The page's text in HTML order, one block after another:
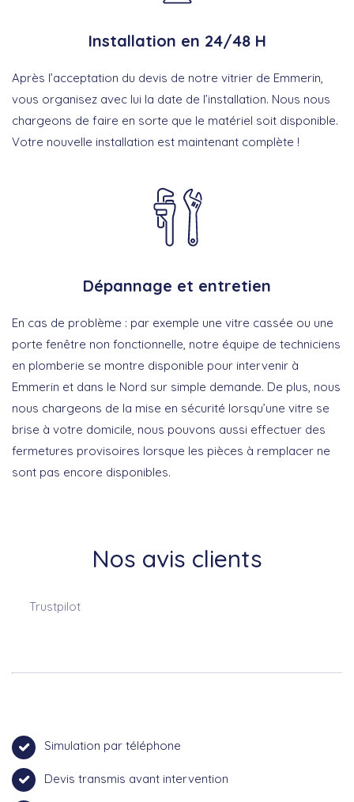
Installation en 24/48 H
Après l’acceptation du devis de notre vitrier de Emmerin,
vous organisez avec lui la date de l’installation. Nous nous
chargeons de faire en sorte que le matériel soit disponible.
Votre nouvelle installation est maintenant complète !
Dépannage et entretien
En cas de problème : par exemple une vitre cassée ou une
porte fenêtre non fonctionnelle, notre équipe de techniciens
en plomberie se montre disponible pour intervenir à
Emmerin et dans le Nord sur simple demande. De plus, nous
nous chargeons de la mise en sécurité lorsqu’une vitre se
brise à votre domicile, nous pouvons aussi effectuer des
fermetures provisoires lorsque les pièces à remplacer ne
sont pas encore disponibles.
Nos avis clients
Trustpilot
Simulation par téléphone
Devis transmis avant intervention